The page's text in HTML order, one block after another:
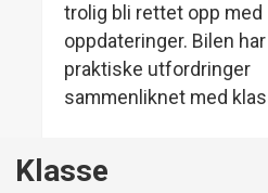
trolig bli rettet opp med
oppdateringer. Bilen
praktiske utfordringer
sammenliknet med
Klasse